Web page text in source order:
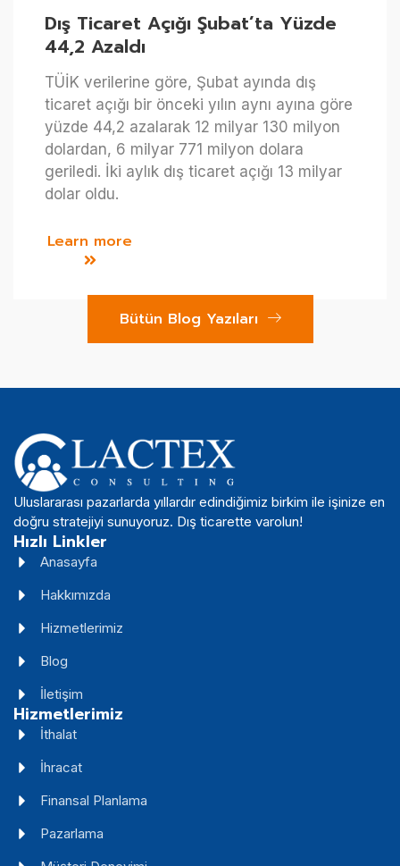
Dış Ticaret Açığı Şubat’ta Yüzde
44,2 Azaldı
TÜİK verilerine göre, Şubat ayında dış
ticaret açığı bir önceki yılın aynı ayına göre
yüzde 44,2 azalarak 12 milyar 130 milyon
dolardan, 6 milyar 771 milyon dolara
geriledi. İki aylık dış ticaret açığı 13 milyar
dolar oldu.
Learn more
Bütün Blog Yazıları
Uluslararası pazarlarda yıllardır edindiğimiz birkim ile işinize en
doğru stratejiyi sunuyoruz. Dış ticarette varolun!
Hızlı Linkler
Anasayfa
Hakkımızda
Hizmetlerimiz
Blog
İletişim
Hizmetlerimiz
İthalat
İhracat
Finansal Planlama
Pazarlama